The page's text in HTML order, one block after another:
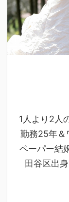
1人より2人
勤務25年
ペーパー結
田谷区出